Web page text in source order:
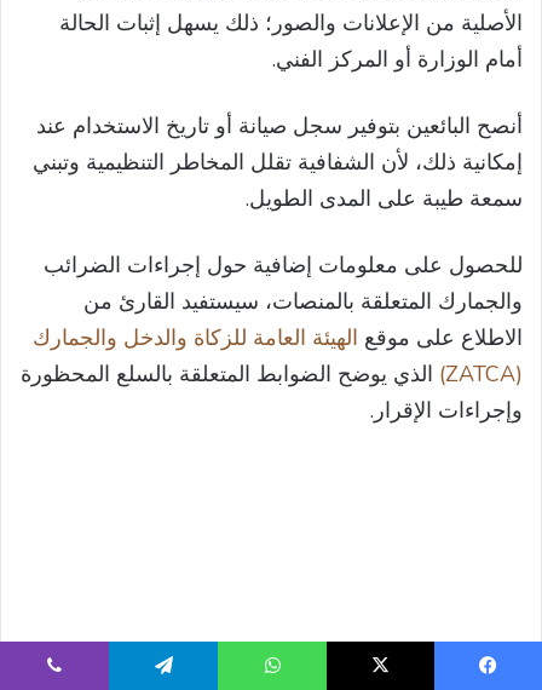
الأصلية من الإعلانات والصور؛ ذلك يسهل إثبات الحالة
أمام الوزارة أو المركز الفني.
أنصح البائعين بتوفير سجل صيانة أو تاريخ الاستخدام عند
إمكانية ذلك، لأن الشفافية تقلل المخاطر التنظيمية وتبني
سمعة طيبة على المدى الطويل.
للحصول على معلومات إضافية حول إجراءات الضرائب
والجمارك المتعلقة بالمنصات، سيستفيد القارئ من
الاطلاع على موقع الهيئة العامة للزكاة والدخل والجمارك
(ZATCA)
الذي يوضح الضوابط المتعلقة بالسلع المحظورة
وإجراءات الإقرار.